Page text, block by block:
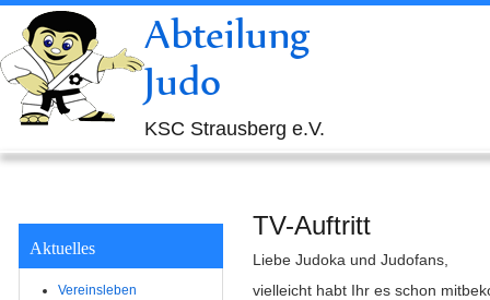
Abteilung
Judo
KSC Strausberg e.V.
Aktuelles
Vereinsleben
TV-Auftritt
Liebe Judoka und Judofans,
vielleicht habt Ihr es schon